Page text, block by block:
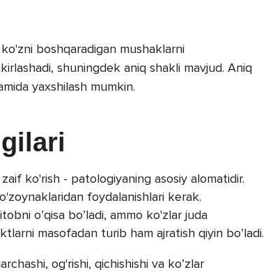
boshqaradigan mushaklarni
shuningdek aniq shakli mavjud. Aniq
yaxshilash mumkin.
ko'rish - patologiyaning asosiy alomatidir.
foydalanishlari kerak.
o’qisa bo’ladi, ammo ko'zlar juda
masofadan turib ham ajratish qiyin bo’ladi.
og'rishi, qichishishi va ko’zlar